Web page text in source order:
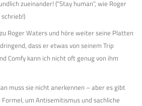
zueinander! (“Stay human”, wie Roger
Roger Waters und höre weiter seine Platten
dass er etwas von seinem Trip
Comfy kann ich nicht oft genug von ihm
muss sie nicht anerkennen – aber es gibt
um Antisemitismus und sachliche